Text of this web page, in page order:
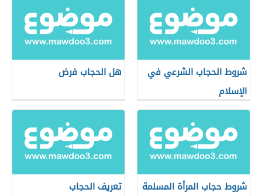
شروط الحجاب الشرعي في
الإسلام
هل الحجاب فرض
شروط حجاب المرأة المسلمة تعريف الحجاب